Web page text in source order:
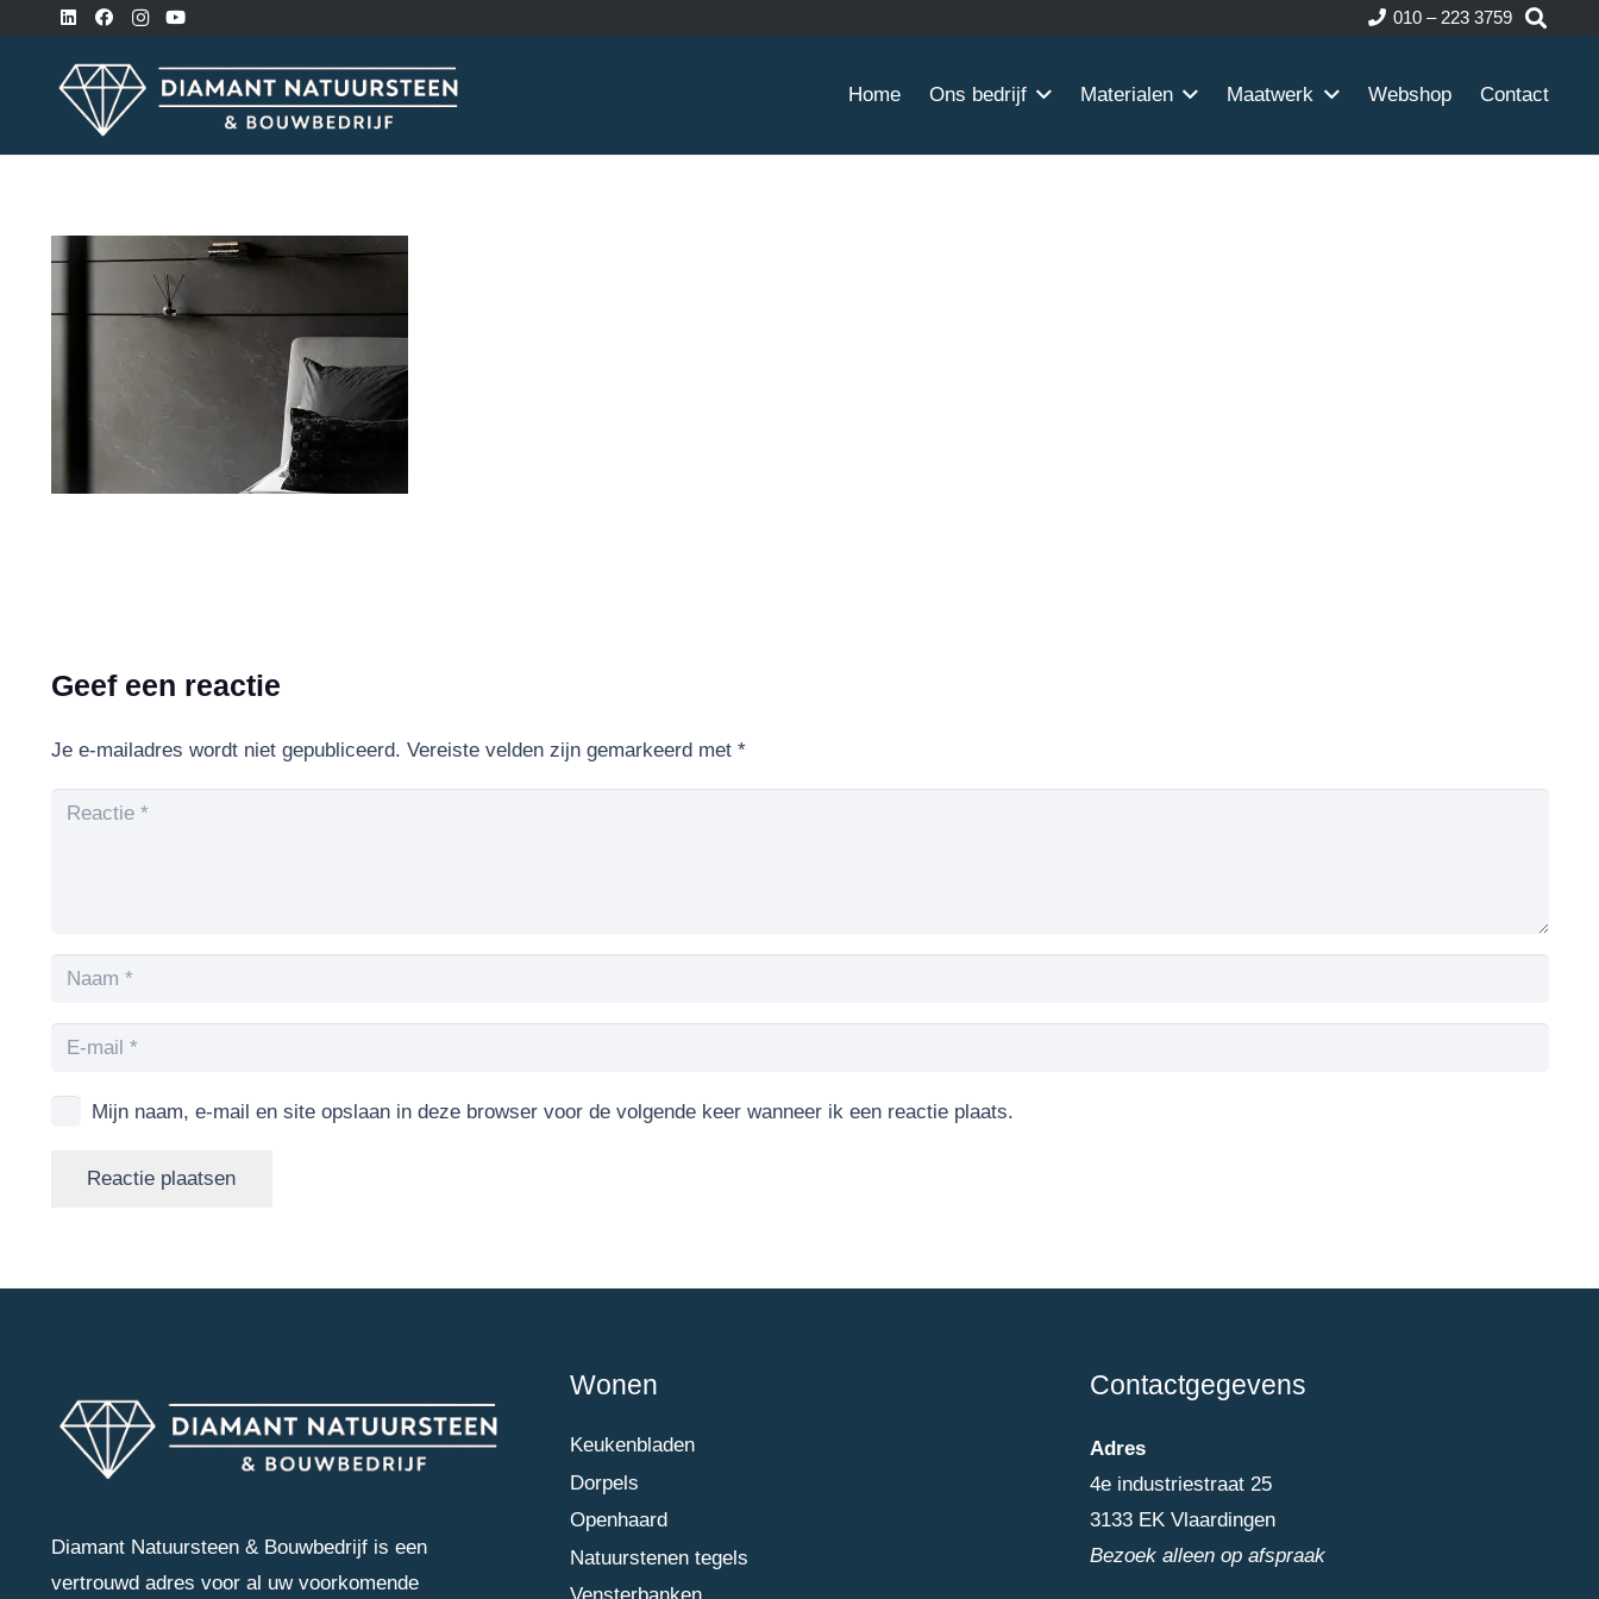
010 – 223 3759
Home Ons bedrijf Materialen Maatwerk Webshop Contact
Geef een reactie
Je e-mailadres wordt niet gepubliceerd. Vereiste velden zijn gemarkeerd met *
Mijn naam, e-mail en site opslaan in deze browser voor de volgende keer wanneer ik een reactie plaats.
Reactie plaatsen
Diamant Natuursteen & Bouwbedrijf is een
vertrouwd adres voor al uw voorkomende
Wonen
Keukenbladen
Dorpels
Openhaard
Natuurstenen tegels
Contactgegevens
Adres
4e industriestraat 25
3133 EK Vlaardingen
Bezoek alleen op afspraak